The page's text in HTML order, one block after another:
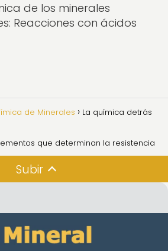
de los minerales
Reacciones con ácidos
de Minerales La química detrás
que determinan la resistencia
Subir